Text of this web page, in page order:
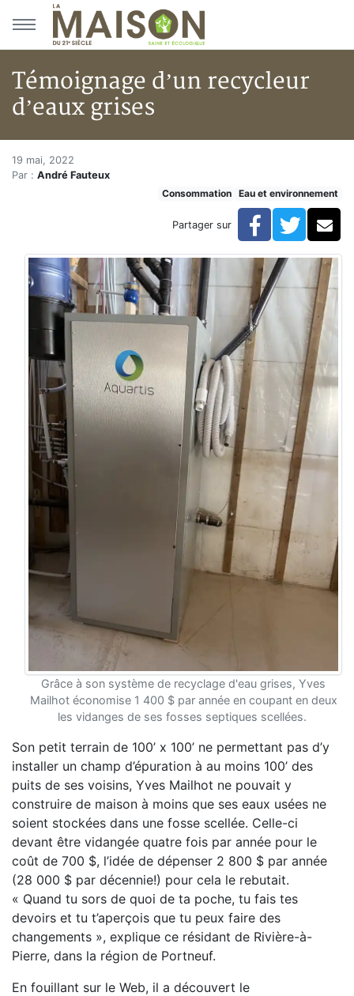
Aller au menu principal
Aller au contenu principal
Témoignage d’un recycleur
d’eaux grises
Accueil
Articles
Témoignage d’un recycleur d’eaux grises
Témoignage d’un recycleur
19 mai, 2022
Par : André Fauteux
Consommation
Eau et environnement
Partager sur Facebook
Grâce à son système de recyclage d'eau grises, Yves
Mailhot économise 1 400 $ par année en coupant en deux
les vidanges de ses fosses septiques scellées.
Son petit terrain de 100’ x 100’ ne permettant pas d’y
installer un champ d’épuration à au moins 100’ des
puits de ses voisins, Yves Mailhot ne pouvait y
construire de maison à moins que ses eaux usées ne
soient stockées dans une fosse scellée. Celle-ci
devant être vidangée quatre fois par année pour le
coût de 700 $, l’idée de dépenser 2 800 $ par année
(28 000 $ par décennie!) pour cela le rebutait.
« Quand tu sors de quoi de ta poche, tu fais tes
devoirs et tu t’aperçois que tu peux faire des
changements », explique ce résidant de Rivière-à-
Pierre, dans la région de Portneuf.
En fouillant sur le Web, il a découvert le